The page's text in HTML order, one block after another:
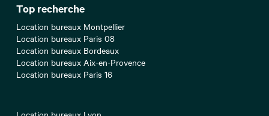
Top recherche
Location bureaux Montpellier
Location bureaux Paris 08
Location bureaux Bordeaux
Location bureaux Aix-en-Provence
Location bureaux Paris 16